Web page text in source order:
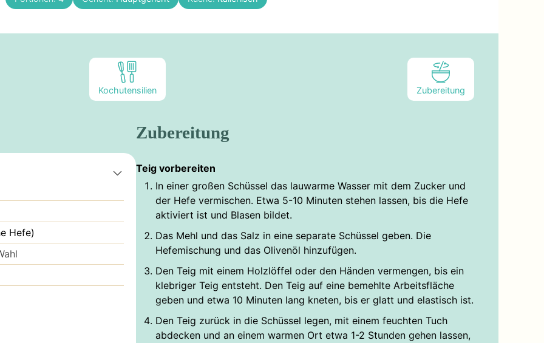
Kochutensilien Zubereitung
Hefe)
Zubereitung
Teig vorbereiten
In einer großen Schüssel das lauwarme Wasser mit dem Zucker und
der Hefe vermischen. Etwa 5-10 Minuten stehen lassen, bis die Hefe
aktiviert ist und Blasen bildet.
Das Mehl und das Salz in eine separate Schüssel geben. Die
Hefemischung und das Olivenöl hinzufügen.
Den Teig mit einem Holzlöffel oder den Händen vermengen, bis ein
klebriger Teig entsteht. Den Teig auf eine bemehlte Arbeitsfläche
geben und etwa 10 Minuten lang kneten, bis er glatt und elastisch ist.
Den Teig zurück in die Schüssel legen, mit einem feuchten Tuch
abdecken und an einem warmen Ort etwa 1-2 Stunden gehen lassen,